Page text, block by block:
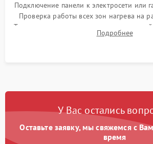
Подключение панели к электросети или
Проверка работы всех зон нагрева на
Тестирование сенсорного управления,
остаточного тепла и систем защиты
Подробнее
У Вас остались
Оставьте заявку, мы свяжемся с
время